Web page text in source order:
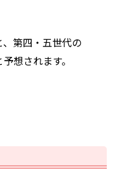
第四・五世代の
想されます。